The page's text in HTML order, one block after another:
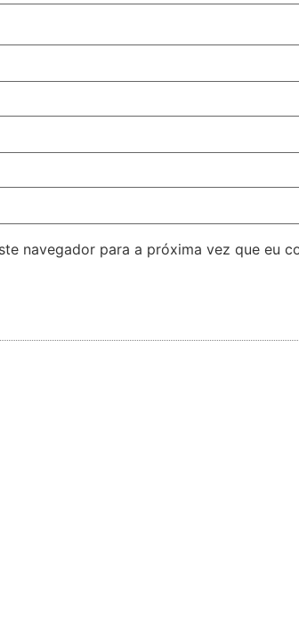
navegador para a próxima vez que eu